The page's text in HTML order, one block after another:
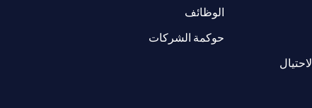
الوظائف
(opens in a new tab)
حوكمة الشركات
(opens in a new tab)